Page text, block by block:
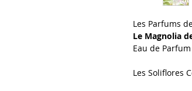
Les Parfums
Le Magnolia
Eau de
Les Soliflores